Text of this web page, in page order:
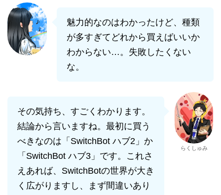
魅力的なのはわかったけど、種類
が多すぎてどれから買えばいいか
わからない…。失敗したくない
な。
その気持ち、すごくわかります。
結論から言いますね。最初に買う
べきなのは「SwitchBot ハブ2」か
「SwitchBot ハブ3」です。これさ
えあれば、SwitchBotの世界が大き
く広がりますし、まず間違いあり
らくしゅみ